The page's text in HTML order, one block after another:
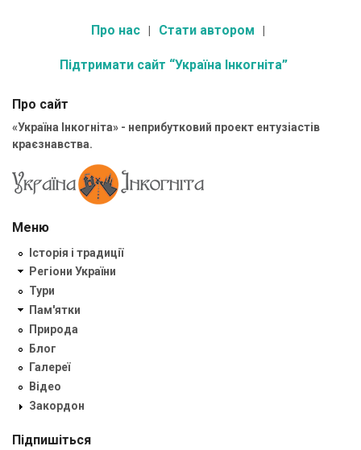
Про нас Стати автором
Підтримати сайт “Україна Інкогніта”
Про сайт
«Україна Інкогніта» - неприбутковий проект ентузіастів
краєзнавства.
Меню
Історія і традиції
Регіони України
Тури
Пам'ятки
Природа
Блог
Галереї
Відео
Закордон
Підпишіться